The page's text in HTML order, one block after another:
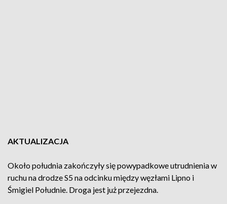
AKTUALIZACJA
Około południa zakończyły się powypadkowe utrudnienia w
ruchu na drodze S5 na odcinku między węzłami Lipno i
Śmigiel Południe. Droga jest już przejezdna.